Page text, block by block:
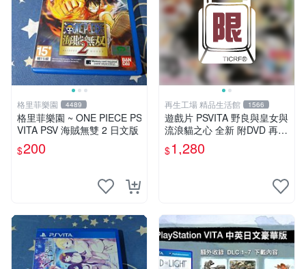
格里菲樂園 4489
格里菲樂園 ~ ONE PIECE PS
VITA PSV 海賊無雙 2 日文版
$200
再生工場 精品生活館 1566
遊戲片 PSVITA 野良與皇女與
流浪貓之心 全新 附DVD 再生
工場 01
$1,280